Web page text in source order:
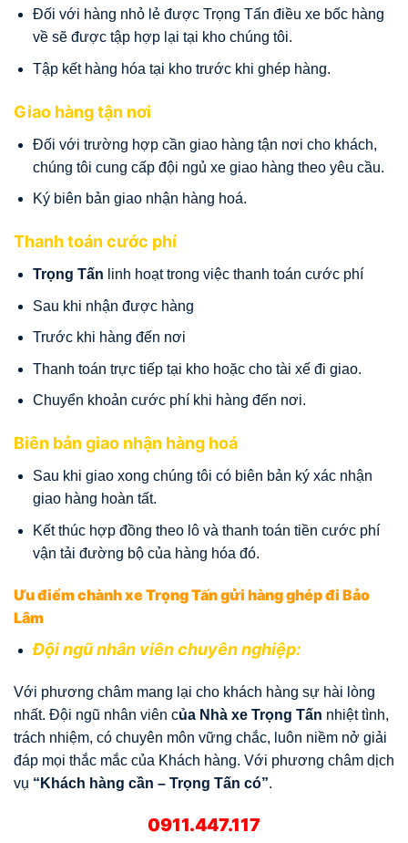
Đối với hàng nhỏ lẻ được Trọng Tấn điều xe bốc hàng
về sẽ được tập hợp lại tại kho chúng tôi.
Tập kết hàng hóa tại kho trước khi ghép hàng.
Giao hàng tận nơi
Đối với trường hợp cần giao hàng tận nơi cho khách,
chúng tôi cung cấp đội ngủ xe giao hàng theo yêu cầu.
Ký biên bản giao nhận hàng hoá.
Thanh toán cước phí
Trọng Tấn linh hoạt trong việc thanh toán cước phí
Sau khi nhận được hàng
Trước khi hàng đến nơi
Thanh toán trực tiếp tại kho hoặc cho tài xế đi giao.
Chuyển khoản cước phí khi hàng đến nơi.
Biên bản giao nhận hàng hoá
Sau khi giao xong chúng tôi có biên bản ký xác nhận
giao hàng hoàn tất.
Kết thúc hợp đồng theo lô và thanh toán tiền cước phí
vận tải đường bộ của hàng hóa đó.
Ưu điểm chành xe Trọng Tấn gửi hàng ghép đi Bảo
Lâm
Đội ngũ nhân viên chuyên nghiệp:
Với phương châm mang lại cho khách hàng sự hài lòng
nhất. Đội ngũ nhân viên của Nhà xe Trọng Tấn nhiệt tình,
trách nhiệm, có chuyên môn vững chắc, luôn niềm nở giải
đáp mọi thắc mắc của Khách hàng. Với phương châm dịch
vụ “Khách hàng cần – Trọng Tấn có”.
0911.447.117